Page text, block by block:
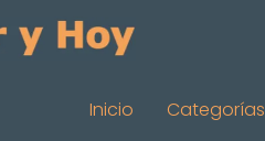
Inicio Categorías